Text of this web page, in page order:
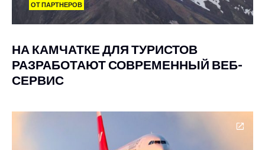
ОТ ПАРТНЕРОВ
НА КАМЧАТКЕ ДЛЯ ТУРИСТОВ
РАЗРАБОТАЮТ СОВРЕМЕННЫЙ ВЕБ-
СЕРВИС